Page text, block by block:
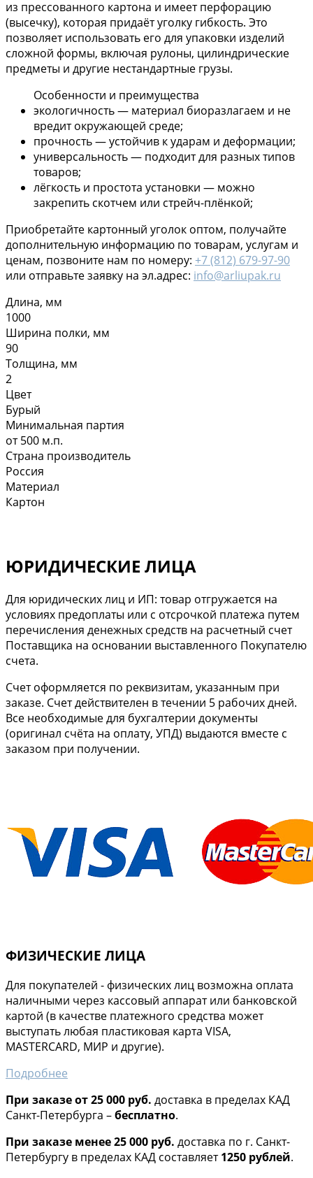
из прессованного картона и имеет перфорацию
(высечку), которая придаёт уголку гибкость. Это
позволяет использовать его для упаковки изделий
сложной формы, включая рулоны, цилиндрические
предметы и другие нестандартные грузы.
Особенности и преимущества
экологичность — материал биоразлагаем и не
вредит окружающей среде;
прочность — устойчив к ударам и деформации;
универсальность — подходит для разных типов
товаров;
лёгкость и простота установки — можно
закрепить скотчем или стрейч-плёнкой;
Приобретайте картонный уголок оптом, получайте
дополнительную информацию по товарам, услугам и
ценам, позвоните нам по номеру: +7 (812) 679-97-90
или отправьте заявку на эл.адрес: info@arliupak.ru
Длина, мм
1000
Ширина полки, мм
90
Толщина, мм
2
Цвет
Бурый
Минимальная партия
от 500 м.п.
Страна производитель
Россия
Материал
Картон
ЮРИДИЧЕСКИЕ ЛИЦА
Для юридических лиц и ИП: товар отгружается на
условиях предоплаты или с отсрочкой платежа путем
перечисления денежных средств на расчетный счет
Поставщика на основании выставленного Покупателю
счета.
Cчет оформляется по реквизитам, указанным при
заказе. Счет действителен в течении 5 рабочих дней.
Все необходимые для бухгалтерии документы
(оригинал счёта на оплату, УПД) выдаются вместе с
заказом при получении.
ФИЗИЧЕСКИЕ ЛИЦА
Для покупателей - физических лиц возможна оплата
наличными через кассовый аппарат или банковской
картой (в качестве платежного средства может
выступать любая пластиковая карта VISA,
MASTERCARD, МИР и другие).
Подробнее
При заказе от 25 000 руб. доставка в пределах КАД
Санкт-Петербурга –бесплатно.
При заказе менее 25 000 руб. доставка по г. Санкт-
Петербургу в пределах КАД составляет1250 рублей.